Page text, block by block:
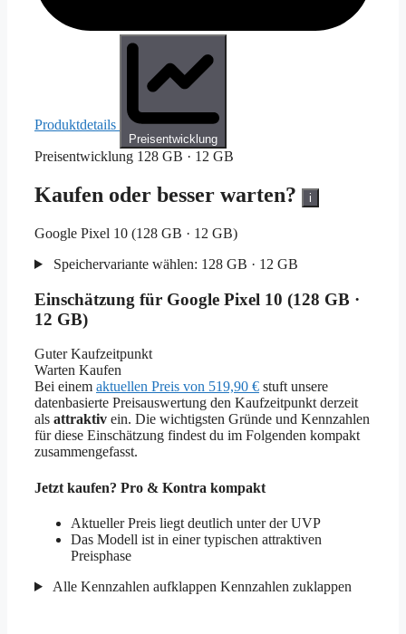
Produktdetails
Preisentwicklung
Preisentwicklung 128 GB · 12 GB
Kaufen oder besser warten? i
Google Pixel 10 (128 GB · 12 GB)
Speichervariante wählen: 128 GB · 12 GB
Einschätzung für Google Pixel 10 (128 GB ·
12 GB)
Guter Kaufzeitpunkt
Warten Kaufen
Bei einem aktuellen Preis von 519,90 € stuft unsere
datenbasierte Preisauswertung den Kaufzeitpunkt derzeit
als attraktiv ein. Die wichtigsten Gründe und Kennzahlen
für diese Einschätzung findest du im Folgenden kompakt
zusammengefasst.
Jetzt kaufen? Pro & Kontra kompakt
Aktueller Preis liegt deutlich unter der UVP
Das Modell ist in einer typischen attraktiven
Preisphase
Alle Kennzahlen aufklappen Kennzahlen zuklappen